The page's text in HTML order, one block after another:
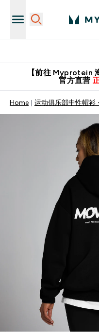
【前往 Myprotein
官方直营
Home 运动俱乐部中性帽衫